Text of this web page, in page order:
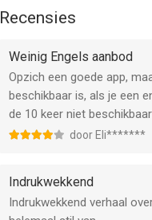
• Prestatie- en
• Algemene bugfixes en
Recensies
Weinig Engels aanbod
Opzich een goede app,
beschikbaar is, als je een
de 10 keer niet
door Eli*******
Indrukwekkend
Indrukwekkend verhaal